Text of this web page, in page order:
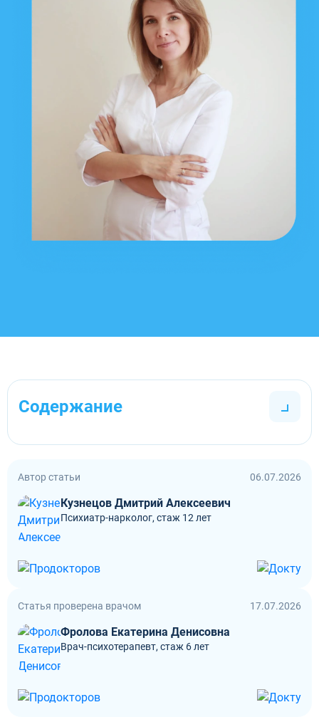
Содержание
Автор статьи 06.07.2026
Кузнецов Дмитрий Алексеевич
Психиатр-нарколог, стаж 12 лет
Статья проверена врачом 17.07.2026
Фролова Екатерина Денисовна
Врач-психотерапевт, стаж 6 лет